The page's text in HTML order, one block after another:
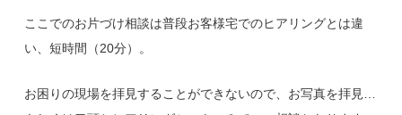
ここでのお片づけ相談は普段お客様宅でのヒアリングとは違
い、短時間（20分）。
お困りの現場を拝見することができないので、お写真を拝見…